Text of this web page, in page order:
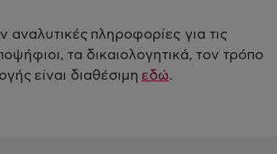
πληροφορίες για τις
τα δικαιολογητικά, τον τρόπο
είναι διαθέσιμη εδώ.